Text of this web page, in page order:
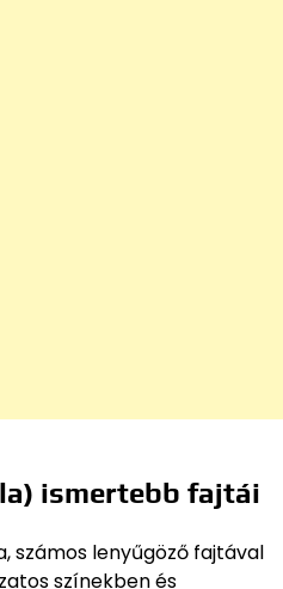
ismertebb fajtái
számos lenyűgöző fajtával
színekben és